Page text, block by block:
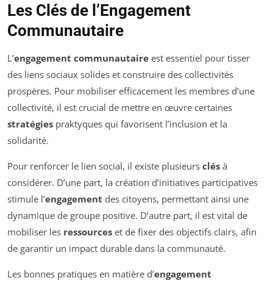
Les Clés de l’Engagement
Communautaire
L’engagement communautaire est essentiel pour tisser
des liens sociaux solides et construire des collectivités
prospères. Pour mobiliser efficacement les membres d’une
collectivité, il est crucial de mettre en œuvre certaines
stratégies praktyques qui favorisent l’inclusion et la
solidarité.
Pour renforcer le lien social, il existe plusieurs clés à
considérer. D’une part, la création d’initiatives participatives
stimule l’engagement des citoyens, permettant ainsi une
dynamique de groupe positive. D’autre part, il est vital de
mobiliser les ressources et de fixer des objectifs clairs, afin
de garantir un impact durable dans la communauté.
Les bonnes pratiques en matière d’engagement